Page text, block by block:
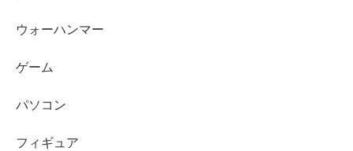
ウォーハンマー
ゲーム
パソコン
フィギュア